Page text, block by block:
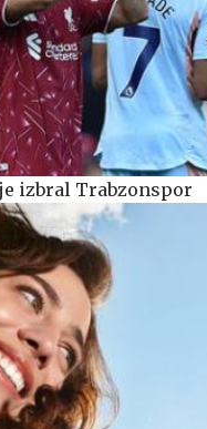
izbral Trabzonspor